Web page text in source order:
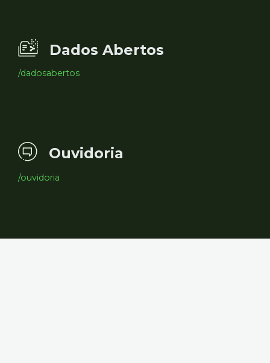
Dados Abertos
/dadosabertos
Ouvidoria
/ouvidoria